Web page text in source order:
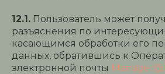
12.1. Пользователь может
разъяснения по
касающимся обработки его
данных, обратившись к
электронной почты